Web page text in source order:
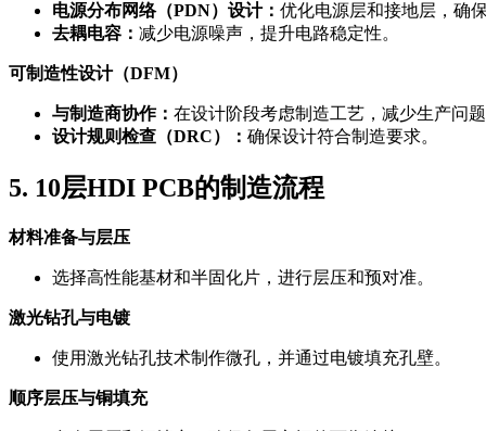
电源分布网络（PDN）设计： 优化电源层和接地层，确
去耦电容： 减少电源噪声，提升电路稳定性。
可制造性设计（DFM）
与制造商协作： 在设计阶段考虑制造工艺，减少生产问题
设计规则检查（DRC）： 确保设计符合制造要求。
5. 10层HDI PCB的制造流程
材料准备与层压
选择高性能基材和半固化片，进行层压和预对准。
激光钻孔与电镀
使用激光钻孔技术制作微孔，并通过电镀填充孔壁。
顺序层压与铜填充